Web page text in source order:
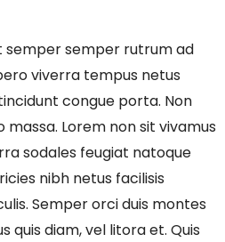
semper semper rutrum ad
viverra tempus netus
congue porta. Non
Lorem non sit vivamus
sodales feugiat natoque
nibh netus facilisis
Semper orci duis montes
quis diam, vel litora et. Quis